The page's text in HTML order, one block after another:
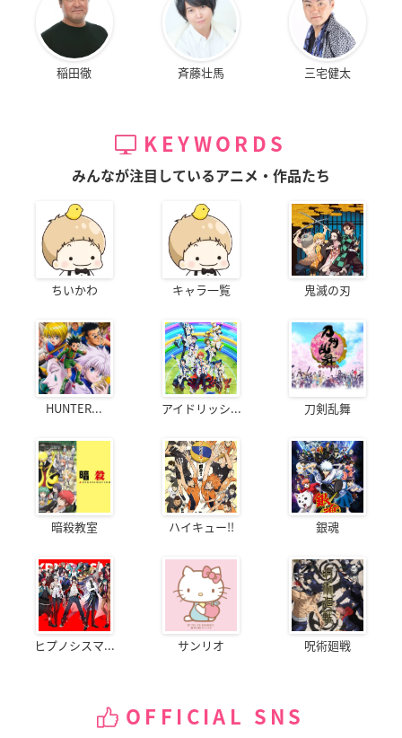
稲田徹 斉藤壮馬 三宅健太
KEYWORDS
みんなが注目しているアニメ・作品たち
ちいかわ キャラ一覧 鬼滅の刃
HUNTER... アイドリッシ... 刀剣乱舞
暗殺教室 ハイキュー!! 銀魂
ヒプノシスマ... サンリオ 呪術廻戦
OFFICIAL SNS